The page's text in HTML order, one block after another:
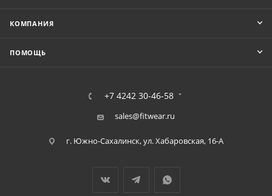
КОМПАНИЯ
ПОМОЩЬ
+7 4242 30-46-58
sales@fitwear.ru
г. Южно-Сахалинск, ул. Хабаровская, 16-А